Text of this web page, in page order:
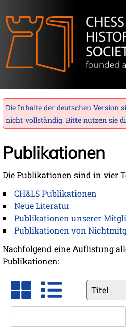
Die Inhalte der deutschen Version
nicht vollständig. Bitte nutzen sie
Publikationen
Die Publikationen sind in vier
CH&LS Publikationen
Neue Literatur
Publikationen unserer
Publikationen von
Nachfolgend eine Auflistung
Publikationen:
Felder